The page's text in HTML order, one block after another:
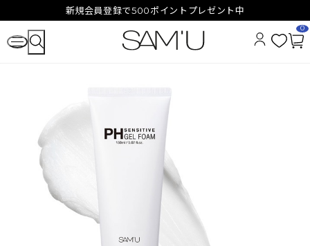
新規会員登録で500ポイントプレゼント中
0